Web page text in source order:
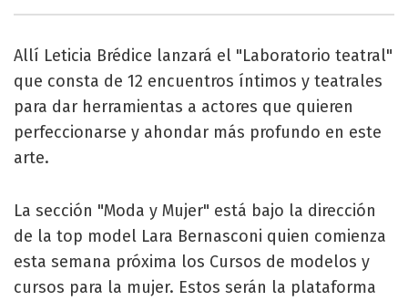
Allí Leticia Brédice lanzará el "Laboratorio teatral"
que consta de 12 encuentros íntimos y teatrales
para dar herramientas a actores que quieren
perfeccionarse y ahondar más profundo en este
arte.
La sección "Moda y Mujer" está bajo la dirección
de la top model Lara Bernasconi quien comienza
esta semana próxima los Cursos de modelos y
cursos para la mujer. Estos serán la plataforma